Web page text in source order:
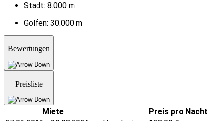
Stadt: 8.000 m
Golfen: 30.000 m
Bewertungen
Preisliste
Miete
Preis pro Nacht